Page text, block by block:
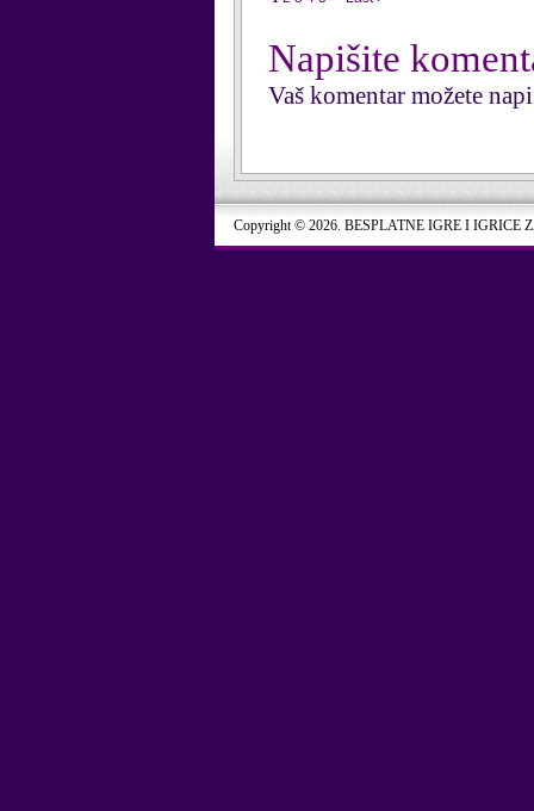
Napišite
Vaš komentar možete
Copyright © 2026. BESPLATNE IGRE I IGRICE